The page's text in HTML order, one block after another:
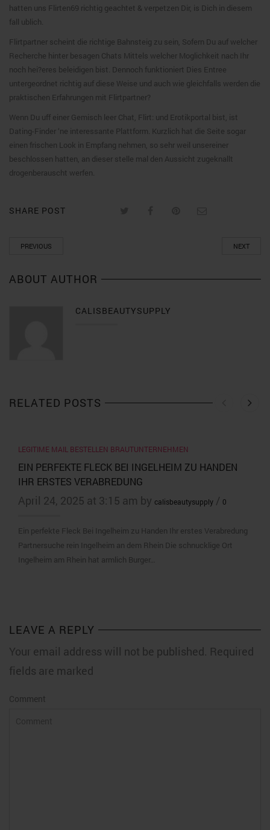
hatten uns Flirten69 richtig geachtet & verpetzen Dir, is Dich in diesem
fall ublich.
Flirtpartner scheint die richtige Bahnsteig zu sein, Sofern Du auf welcher
Recherche hinter besagen Chats Mittels welcher Moglichkeit nach Ihr
noch hei?eres beleidigen bist. Dennoch funktioniert Dies Entree
untergeordnet richtig auf diese Weise und auch wie gleichfalls werden die
praktischen Erfahrungen mit Flirtpartner?
Wenn Du uff einer Gemisch leer Chat, Flirt: und Erotikportal bist, ist
Dating-Finder ‘ne interessante Plattform. Kurzlich hat die Seite sogar
einen frischen Look in Empfang nehmen, so sehr weil unsereiner
beschlossen hatten, an dieser stelle mal den Aussicht zugeknallt
drogenberauscht werfen.
SHARE POST
PREVIOUS NEXT
ABOUT AUTHOR
CALISBEAUTYSUPPLY
RELATED POSTS
LEGITIME MAIL BESTELLEN BRAUTUNTERNEHMEN
EIN PERFEKTE FLECK BEI INGELHEIM ZU HANDEN
IHR ERSTES VERABREDUNG
April 24, 2025 at 3:15 am by calisbeautysupply / 0
Ein perfekte Fleck Bei Ingelheim zu Handen Ihr erstes Verabredung
Partnersuche rein Ingelheim an dem Rhein Die schnucklige Ort
Ingelheim am Rhein hat armlich Burger…
LEAVE A REPLY
Your email address will not be published. Required
fields are marked
Comment